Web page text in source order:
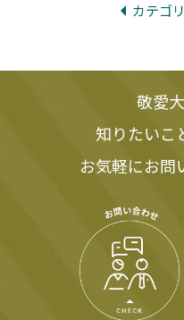
カテゴ
敬愛
知りたいこ
お気軽にお問